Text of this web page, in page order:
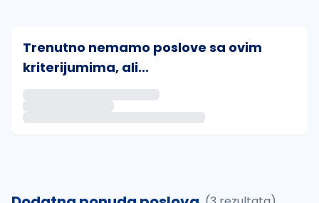
Trenutno nemamo poslove sa ovim
kriterijumima, ali...